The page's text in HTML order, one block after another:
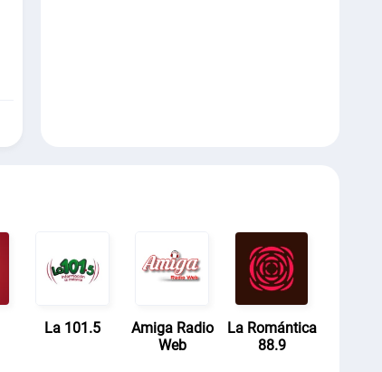
La 101.5
Amiga Radio
Web
La Romántica
88.9